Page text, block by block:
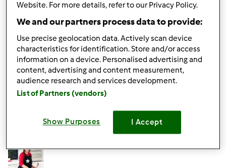
https://www.ricettario-bimby.it/prodotti-da-forno-
dolci-ricette/crumble-ai-frutti-di-bosco-contest-torte-
Barbara
In cima
Iscritto : 12.11.2010
Website. For more details, refer to our Privacy Policy.
We and our partners process data to provide:
Use precise geolocation data. Actively scan device
characteristics for identification. Store and/or access
information on a device. Personalised advertising and
content, advertising and content measurement,
audience research and services development.
List of Partners (vendors)
Show Purposes I Accept